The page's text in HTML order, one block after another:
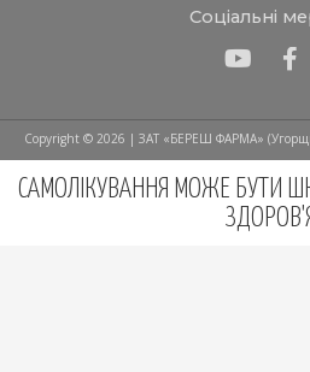
Соціальні
Copyright © 2026 | ЗАТ «БЕРЕШ ФАРМА»
САМОЛІКУВАННЯ МОЖЕ БУТИ